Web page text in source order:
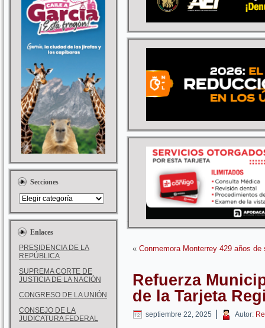
Secciones
Enlaces
PRESIDENCIA DE LA
REPÚBLICA
SUPREMA CORTE DE
JUSTICIA DE LA NACIÓN
CONGRESO DE LA UNIÓN
CONSEJO DE LA
JUDICATURA FEDERAL
« Conmemora Monterrey 429 años de
Refuerza
de la Tarjeta
septiembre 22, 2025 | Autor: